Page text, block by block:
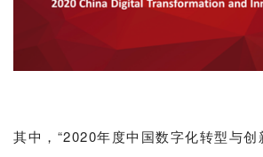
其中，“2020年度中国数字化转型与